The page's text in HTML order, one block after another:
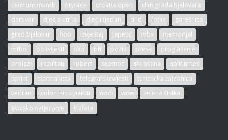
centrum mundi
cityrace croatia open
dan grada bjelovara
daruvar
dječja utrka dječji tjedan dnd fotke
garešnica
grad bjelovar
hoo izvještaj japetić mbv
memorijal
mtbo
obavijesti okb ph poziv press
proglašenje
prolazi
rezultati robert seemoc skupština
split times
sprint
startna lista telegrafskevijesti
turistička zajednica
vedran
volonteri u parku wod wow
zelena čistka
školsko natjecanje
štafeta